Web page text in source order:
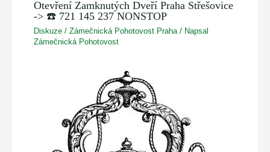
Otevření Zamknutých Dveří Praha Střešovice
-> ☎️ 721 145 237 NONSTOP
Diskuze /Zámečnická Pohotovost Praha / Napsal
Zámečnická Pohotovost